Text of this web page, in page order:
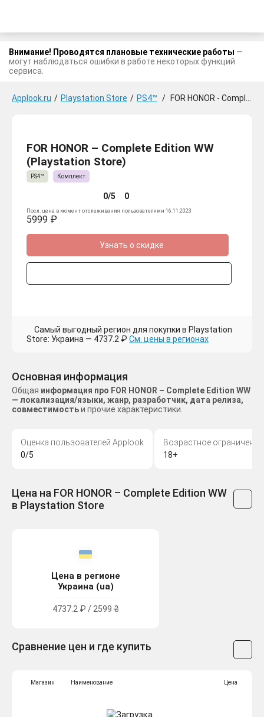
Внимание! Проводятся плановые технические работы —
могут наблюдаться ошибки в работе некоторых функций
сервиса.
Applook.ru / Playstation Store / PS4™ / FOR HONOR - Complete Edition WW
FOR HONOR – Complete Edition WW
(Playstation Store)
PS4™ Комплект
0/5 0
Посл. цена в момент отслеживания пользователями 16.11.2023
5999 ₽
Узнать о скидке
Самый выгодный регион для покупки в Playstation
Store: Украина — 4737.2 ₽ См. цены в регионах
Основная информация
Общая информация про FOR HONOR – Complete Edition WW
— локализация/языки, жанр, разработчик, дата релиза,
совместимостьи прочие характеристики.
Оценка пользователей Applook
0/5
Возрастное ограничение
18+
Цена на FOR HONOR – Complete Edition WW
в Playstation Store
Цена в регионе
Украина (ua)
4737.2 ₽ / 2599 ₴
Сравнение цен и где купить
Магазин Наименование Цена